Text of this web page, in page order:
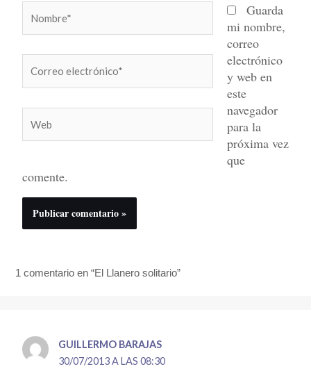
electrónico*
Guarda
mi nombre,
correo
electrónico
y web en
este
navegador
para la
próxima vez
que
comente.
1 comentario en “El Llanero solitario”
GUILLERMO BARAJAS
30/07/2013 A LAS 08:30